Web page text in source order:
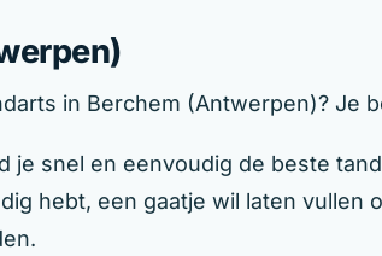
in Berchem (Antwerpen)? Je
je snel en eenvoudig de beste
hebt, een gaatje wil laten